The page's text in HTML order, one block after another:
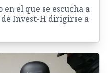
el que se escucha a
Invest-H dirigirse a